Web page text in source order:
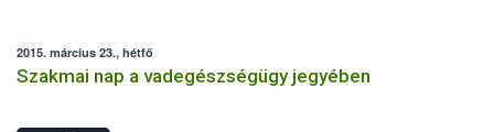
2015. március 23., hétfő
Szakmai nap a vadegészségügy jegyében